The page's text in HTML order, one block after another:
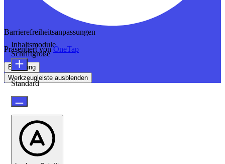
Barrierefreiheitsanpassungen
Präsentiert vonOneTap
Erklärung
Werkzeugleiste ausblenden
Inhaltsmodule
Schriftgröße
Standard